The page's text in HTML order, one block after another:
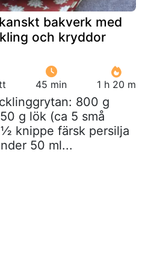
bakverk med
och kryddor
45 min 1 h 20 m
800 g
g lök (ca 5 små
knippe färsk persilja
50 ml...